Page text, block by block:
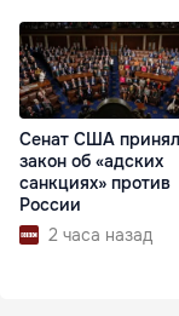
Сенат США принял
закон об «адских
санкциях» против
России
2 часа назад